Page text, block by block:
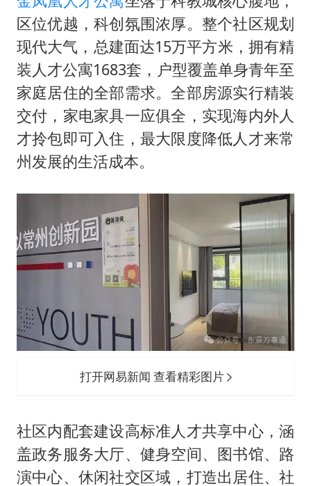
区位优越，科创氛围浓厚。整个社区规划
现代大气，总建面达15万平方米，拥有精
装人才公寓1683套，户型覆盖单身青年至
家庭居住的全部需求。全部房源实行精装
交付，家电家具一应俱全，实现海内外人
才拎包即可入住，最大限度降低人才来常
州发展的生活成本。
打开网易新闻 查看精彩图片
社区内配套建设高标准人才共享中心，涵
盖政务服务大厅、健身空间、图书馆、路
演中心、休闲社交区域，打造出居住、社